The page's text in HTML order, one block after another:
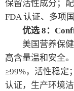
保留活性成分；
FDA 认证、多项
优选 8：
美国营养保
高含量温和安全
≥99%，活性稳定
认证，生产环境